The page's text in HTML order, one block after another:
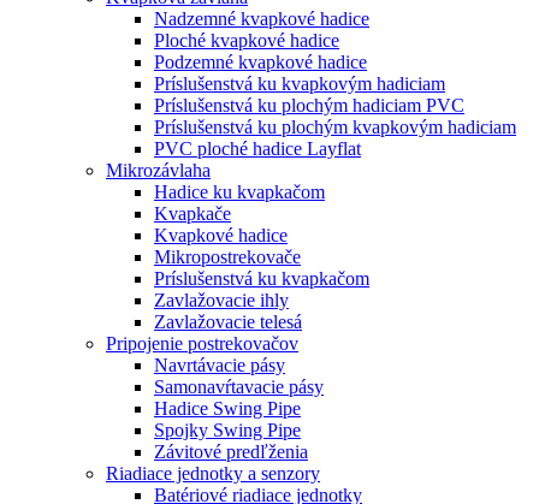
Nadzemné kvapkové hadice
Ploché kvapkové hadice
Podzemné kvapkové hadice
Príslušenstvá ku kvapkovým hadiciam
Príslušenstvá ku plochým hadiciam PVC
Príslušenstvá ku plochým kvapkovým hadiciam
PVC ploché hadice Layflat
Mikrozávlaha
Hadice ku kvapkačom
Kvapkače
Kvapkové hadice
Mikropostrekovače
Príslušenstvá ku kvapkačom
Zavlažovacie ihly
Zavlažovacie telesá
Pripojenie postrekovačov
Navrtávacie pásy
Samonavŕtavacie pásy
Hadice Swing Pipe
Spojky Swing Pipe
Závitové predľženia
Riadiace jednotky a senzory
Batériové riadiace jednotky